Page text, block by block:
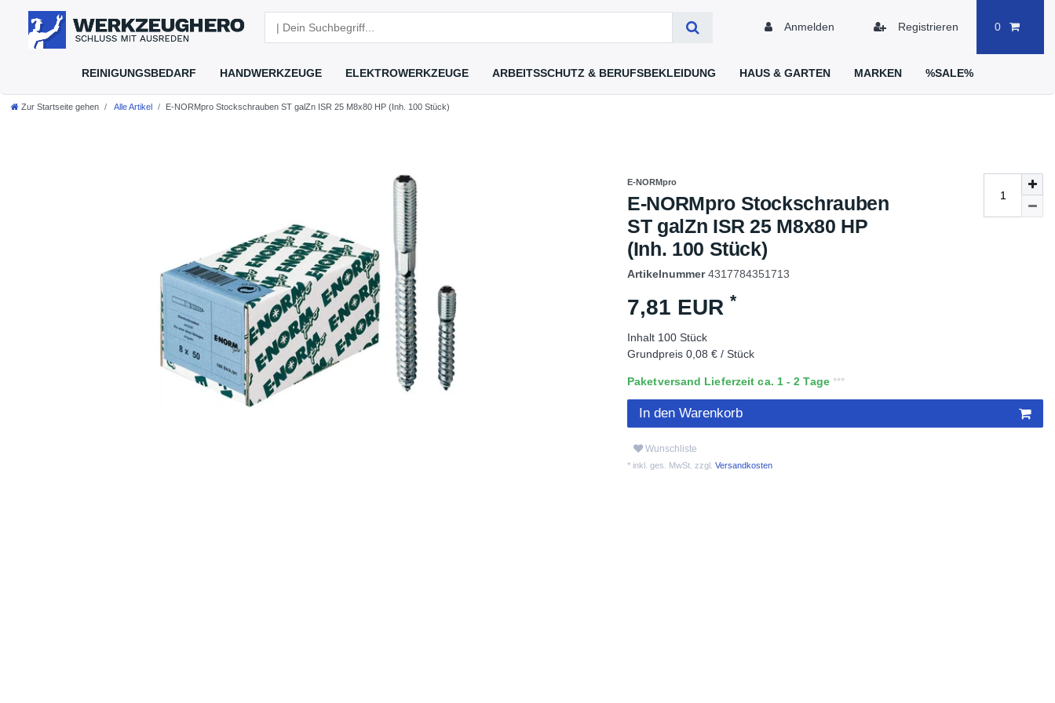
Anmelden Registrieren 0
REINIGUNGSBEDARF HANDWERKZEUGE ELEKTROWERKZEUGE ARBEITSSCHUTZ & BERUFSBEKLEIDUNG HAUS & GARTEN MARKEN %SALE%
Zur Startseite gehen Alle Artikel E-NORMpro Stockschrauben ST galZn ISR 25 M8x80 HP (Inh. 100 Stück)
E-NORMpro
E-NORMpro Stockschrauben
ST galZn ISR 25 M8x80 HP
(Inh. 100 Stück)
Artikelnummer4317784351713
7,81 EUR *
Inhalt 100 Stück
Grundpreis 0,08 € / Stück
Paketversand Lieferzeit ca. 1 - 2 Tage
In den Warenkorb
Wunschliste
* inkl. ges. MwSt. zzgl. Versandkosten